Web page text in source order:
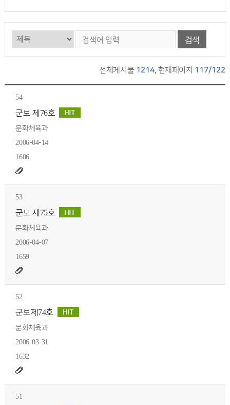
검색
전체게시물 1214, 현재페이지 117/122
54
군보 제76호
문화체육과
2006-04-14
1606
53
군보 제75호
문화체육과
2006-04-07
1659
52
군보제74호
문화체육과
2006-03-31
1632
51